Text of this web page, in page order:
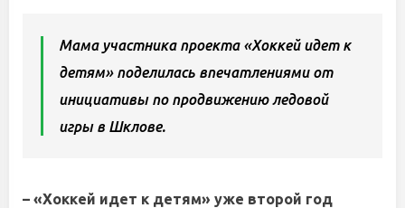
Мама участника проекта «Хоккей идет к
детям» поделилась впечатлениями от
инициативы по продвижению ледовой
игры в Шклове.
– «Хоккей идет к детям» уже второй год